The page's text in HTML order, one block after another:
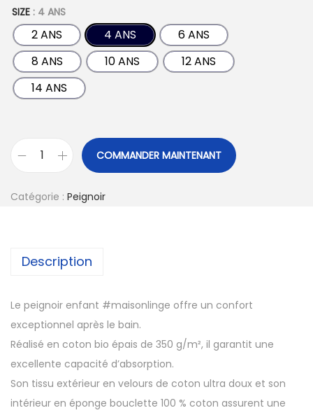
SIZE : 4 ANS
2 ANS 4 ANS
6 ANS
8 ANS
10 ANS
12 ANS
14 ANS
COMMANDER MAINTENANT
Catégorie : Peignoir
Description
Le peignoir enfant #maisonlinge offre un confort
exceptionnel après le bain.
Réalisé en coton bio épais de 350 g/m², il garantit une
excellente capacité d’absorption.
Son tissu extérieur en velours de coton ultra doux et son
intérieur en éponge bouclette 100 % coton assurent une